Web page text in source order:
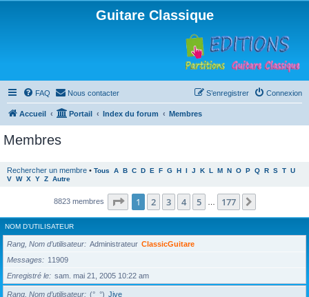
Guitare Classique
FAQ Nous contacter Connexion
S’enregistrer
Accueil Portail Index du forum Membres
Membres
Rechercher un membre • Tous A B C D E F G H I J K L M N O P Q R S T U
V W X Y Z Autre
8823 membres Page 1sur177
1 2 3 4 5 177
NOM D’UTILISATEUR
Rang, Nom d’utilisateur Administrateur ClassicGuitare
Messages
11909
Enregistré le
sam. mai 21, 2005 10:22 am
Rang, Nom d’utilisateur (°_°) Jive